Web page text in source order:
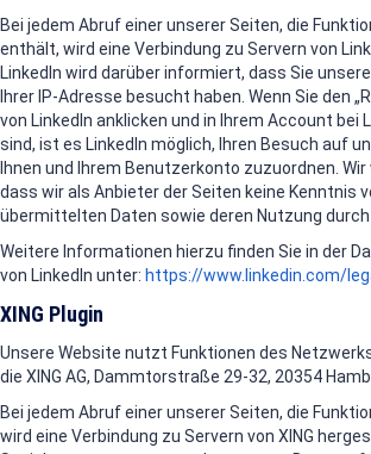
Bei jedem Abruf einer unserer Seiten, die
enthält, wird eine Verbindung zu Servern von
LinkedIn wird darüber informiert, dass Sie
Ihrer IP-Adresse besucht haben. Wenn Sie den
von LinkedIn anklicken und in Ihrem Account bei
sind, ist es LinkedIn möglich, Ihren Besuch auf
Ihnen und Ihrem Benutzerkonto zuzuordnen.
dass wir als Anbieter der Seiten keine Kenntnis
übermittelten Daten sowie deren Nutzung durch
Weitere Informationen hierzu finden Sie in der
von LinkedIn unter: https://www.linkedin.com/
XING Plugin
Unsere Website nutzt Funktionen des
die XING AG, Dammtorstraße 29-32, 20354
Bei jedem Abruf einer unserer Seiten, die
wird eine Verbindung zu Servern von XING